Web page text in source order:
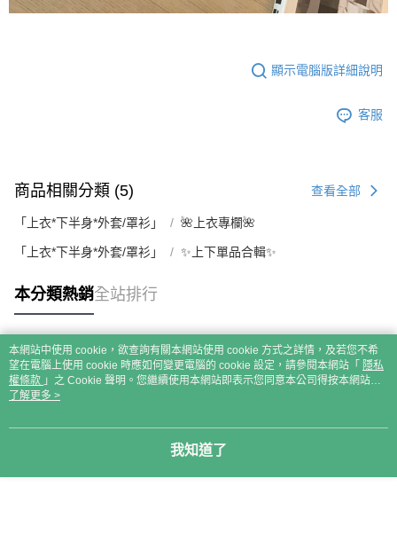
顯示電腦版詳細說明
客服
商品相關分類 (5) 查看全部
「上衣*下半身*外套/罩衫」 🌺上衣專欄🌺
「上衣*下半身*外套/罩衫」 ✨上下單品合輯✨
本分類熱銷全站排行
熱門標籤
本網站中使用 cookie，欲查詢有關本網站使用 cookie 方式之詳情，及若您不希
望在電腦上使用 cookie 時應如何變更電腦的 cookie 設定，請參閱本網站「 隱私
權條款 」之 Cookie 聲明。您繼續使用本網站即表示您同意本公司得按本網站使
用條款之 Cookie 聲明使用 cookie。
了解更多 >
我知道了